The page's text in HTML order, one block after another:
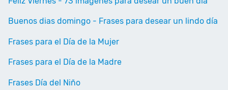
Buenos dias domingo - Frases para desear un lindo día
Frases para el Día de la Mujer
Frases para el Día de la Madre
Frases Día del Niño